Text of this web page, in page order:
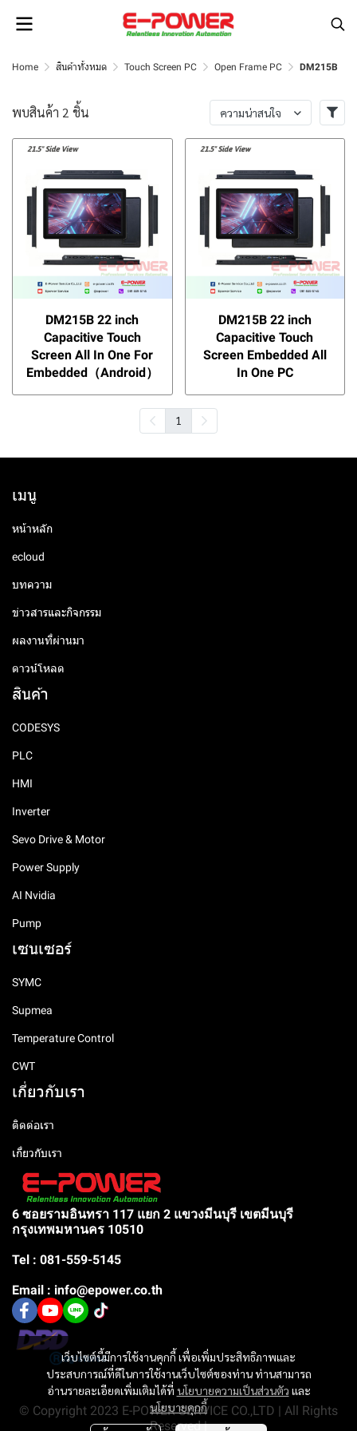
Home สินค้าทั้งหมด Touch Screen PC Open Frame PC DM215B
พบสินค้า 2 ชิ้น ความน่าสนใจ
DM215B 22 inch
Capacitive Touch
Screen All In One For
Embedded（Android）
DM215B 22 inch
Capacitive Touch
Screen Embedded All
In One PC
1
เว็บไซต์นี้มีการใช้งานคุกกี้ เพื่อเพิ่มประสิทธิภาพและ
ประสบการณ์ที่ดีในการใช้งานเว็บไซต์ของท่าน ท่านสามารถ
อ่านรายละเอียดเพิ่มเติมได้ที่ นโยบายความเป็นส่วนตัว และ
นโยบายคุกกี้
เมนู
หน้าหลัก
ecloud
บทความ
ข่าวสารและกิจกรรม
ผลงานที่ผ่านมา
ดาวน์โหลด
สินค้า
CODESYS
PLC
HMI
Inverter
Sevo Drive & Motor
Power Supply
AI Nvidia
Pump
เซนเซอร์
SYMC
Supmea
Temperature Control
CWT
เกี่ยวกับเรา
ติดต่อเรา
เกี่ยวกับเรา
6 ซอยรามอินทรา 117 แยก 2 แขวงมีนบุรี เขตมีนบุรี
กรุงเทพมหานคร 10510
Tel : 081-559-5145
Email : info@epower.co.th
© Copyright 2023 E-POWER SERVICE CO.,LTD | All Rights
Reserved |